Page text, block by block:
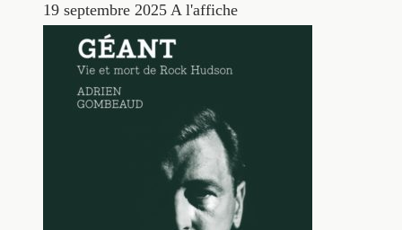
19 septembre 2025 A l'affiche